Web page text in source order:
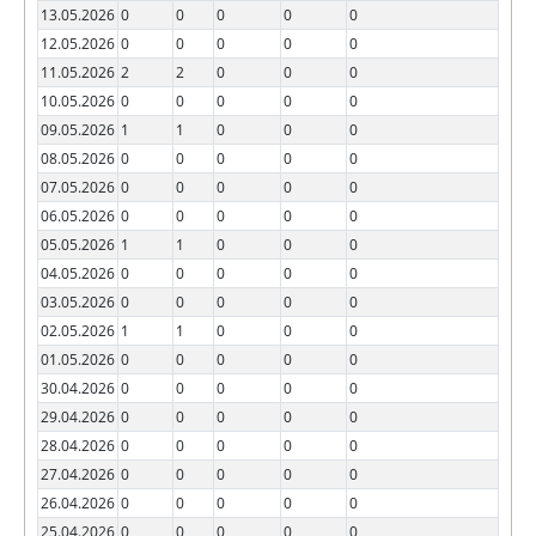
13.05.2026 0 0 0 0
0
12.05.2026 0 0 0 0
0
11.05.2026 2 2 0 0
0
10.05.2026 0 0 0 0
0
09.05.2026 1 1 0 0
0
08.05.2026 0 0 0 0
0
07.05.2026 0 0 0 0
0
06.05.2026 0 0 0 0
0
05.05.2026 1 1 0 0
0
04.05.2026 0 0 0 0
0
03.05.2026 0 0 0 0
0
02.05.2026 1 1 0 0
0
01.05.2026 0 0 0 0
0
30.04.2026 0 0 0 0
0
29.04.2026 0 0 0 0
0
28.04.2026 0 0 0 0
0
27.04.2026 0 0 0 0
0
26.04.2026 0 0 0 0
0
25.04.2026 0 0 0 0 0